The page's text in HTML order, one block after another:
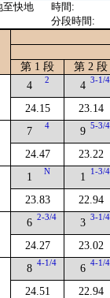
至快地
時間:
分段時間:
第 1 段
第 2 段
4 2
24.15
4 3-1/4
23.14
7 4
24.47
9 5-3/4
23.22
1 N
23.83
1 1-3/4
22.94
6 2-3/4
24.27
3 3-1/4
23.02
8 4-1/4
24.51
6 4-1/4
22.94